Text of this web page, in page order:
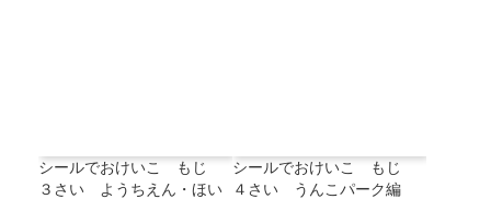
シールでおけいこ もじ
３さい ようちえん・ほい
シールでおけいこ もじ
４さい うんこパーク編